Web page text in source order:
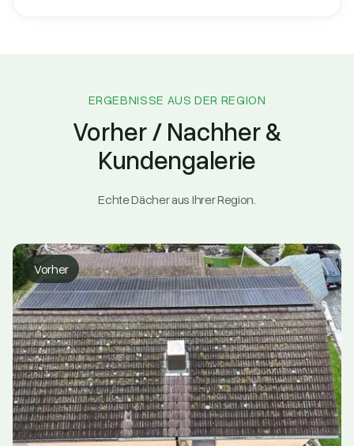
ERGEBNISSE AUS DER REGION
Vorher / Nachher &
Kundengalerie
Echte Dächer aus Ihrer Region.
Vorher